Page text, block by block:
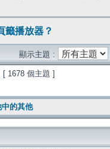
籤播放器？
顯示主題 :
[ 1678 個主題 ]
中的其他